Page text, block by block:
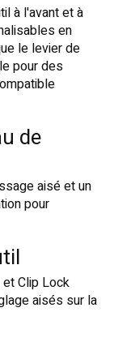
à l'avant et à
en
le levier de
pour des
de
aisé et un
pour
Clip Lock
aisés sur la